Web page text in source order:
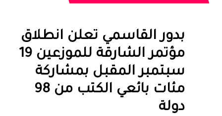
بدور القاسمي تعلن انطلاق
مؤتمر الشارقة للموزعين 19
سبتمبر المقبل بمشاركة
مئات بائعي الكتب من 98
دولة